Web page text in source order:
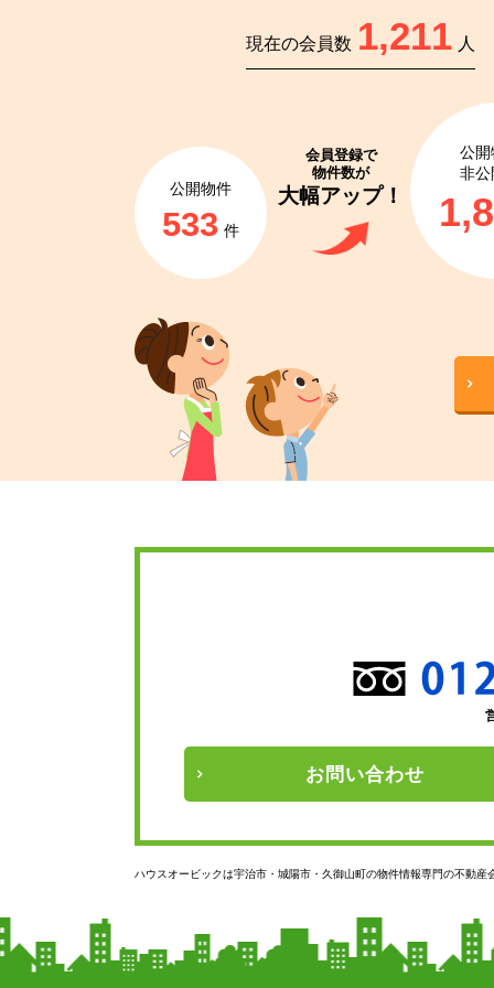
現在の会員数 1,211 人
会員登録で
物件数が
大幅アップ！
公開物件
533 件
公開
非公
お問い合わせ
ハウスオービックは宇治市・城陽市・久御山町の物件情報専門の不動産